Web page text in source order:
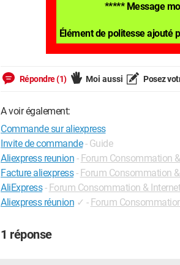
***** Message
Élément de politesse ajouté
Répondre (1) Moi aussi Posez
A voir également:
Commande sur aliexpress
Invite de commande - Guide
Aliexpress reunion - Forum Consommation
Facture aliexpress - Forum Consommation
AliExpress - Forum Consommation & Internet
Aliexpress réunion ✓ - Forum
1 réponse